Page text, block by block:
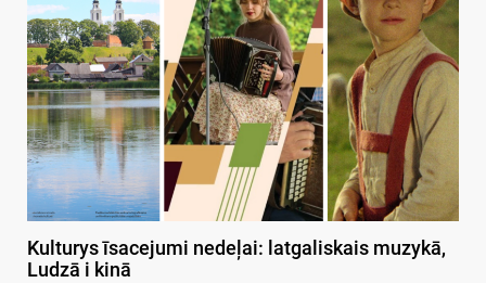
Kulturys īsacejumi nedeļai: latgaliskais muzykā,
Ludzā i kinā